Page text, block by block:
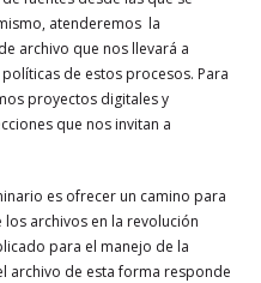
atenderemos la
archivo que nos llevará a
de estos procesos. Para
proyectos digitales y
que nos invitan a
es ofrecer un camino para
archivos en la revolución
para el manejo de la
archivo de esta forma responde